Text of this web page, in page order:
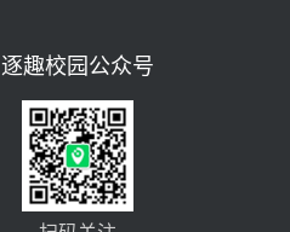
逐趣校园公众号